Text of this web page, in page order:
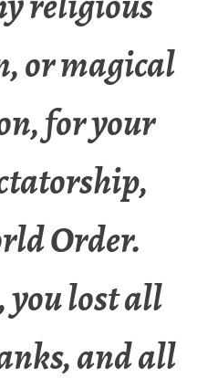
or magical
for your
Order.
you lost all
and all